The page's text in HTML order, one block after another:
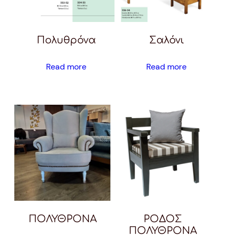
Πολυθρόνα
Read more
Σαλόνι
Read more
ΠΟΛΥΘΡΟΝΑ
ΡΟΔΟΣ
ΠΟΛΥΘΡΟΝΑ